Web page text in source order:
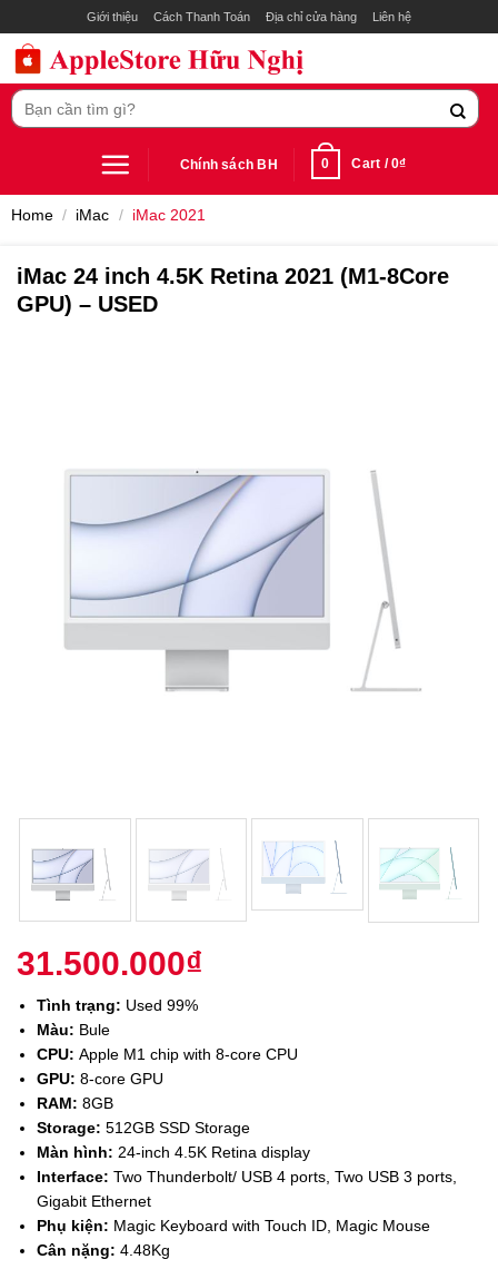
to
content
Giới thiệu Cách Thanh Toán Địa chỉ cửa hàng Liên hệ
Search
for:
Chính sách BH 0 Cart /0₫
Home / iMac / iMac 2021
iMac 24 inch 4.5K Retina 2021 (M1-8Core
GPU) – USED
31.500.000₫
Tình trạng: Used 99%
Màu: Bule
CPU: Apple M1 chip with 8‑core CPU
GPU: 8‑core GPU
RAM: 8GB
Storage: 512GB SSD Storage
Màn hình: 24-inch 4.5K Retina display
Interface: Two Thunderbolt/ USB 4 ports, Two USB 3 ports,
Gigabit Ethernet
Phụ kiện: Magic Keyboard with Touch ID, Magic Mouse
Cân nặng: 4.48Kg